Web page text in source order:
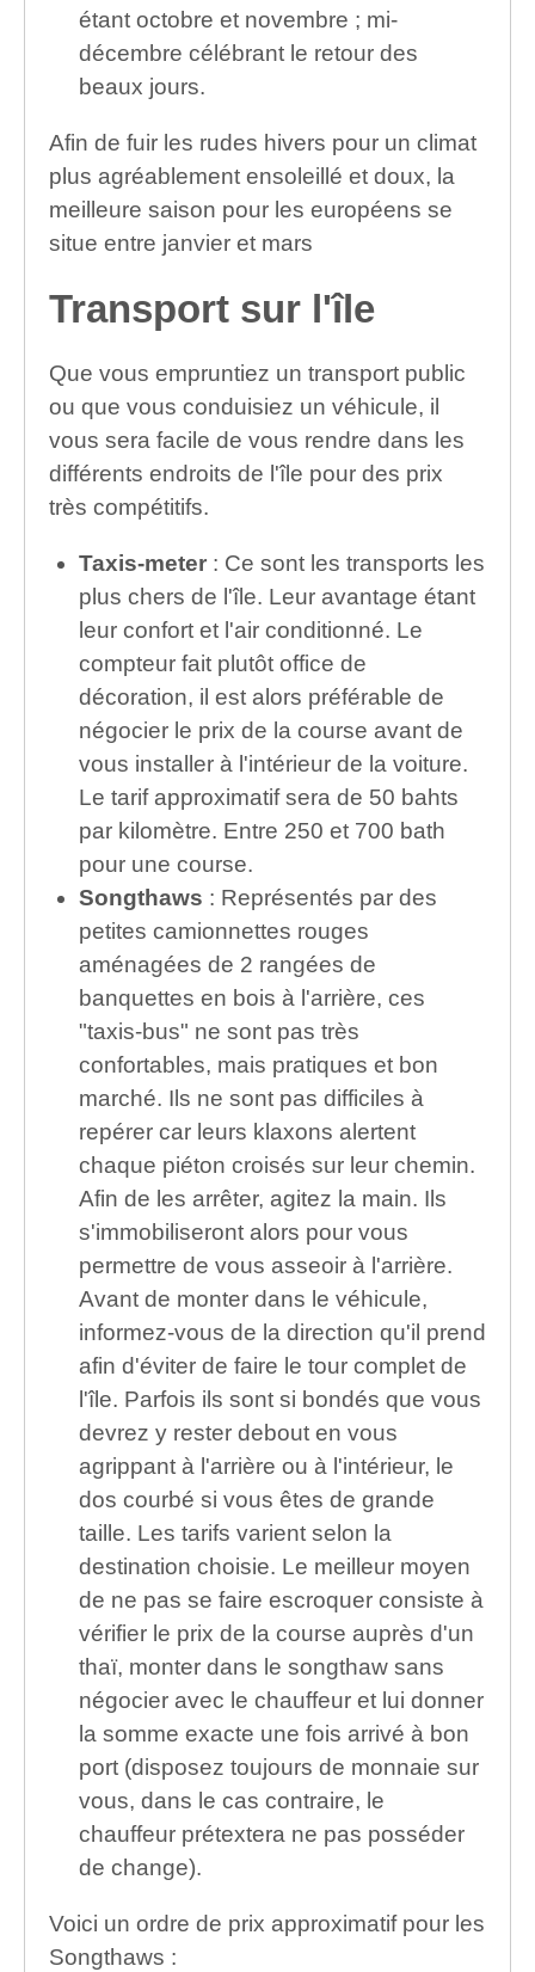
étant octobre et novembre ; mi-
décembre célébrant le retour des
beaux jours.
Afin de fuir les rudes hivers pour un climat
plus agréablement ensoleillé et doux, la
meilleure saison pour les européens se
situe entre janvier et mars
Transport sur l'île
Que vous empruntiez un transport public
ou que vous conduisiez un véhicule, il
vous sera facile de vous rendre dans les
différents endroits de l'île pour des prix
très compétitifs.
Taxis-meter : Ce sont les transports les
plus chers de l'île. Leur avantage étant
leur confort et l'air conditionné. Le
compteur fait plutôt office de
décoration, il est alors préférable de
négocier le prix de la course avant de
vous installer à l'intérieur de la voiture.
Le tarif approximatif sera de 50 bahts
par kilomètre. Entre 250 et 700 bath
pour une course.
Songthaws : Représentés par des
petites camionnettes rouges
aménagées de 2 rangées de
banquettes en bois à l'arrière, ces
"taxis-bus" ne sont pas très
confortables, mais pratiques et bon
marché. Ils ne sont pas difficiles à
repérer car leurs klaxons alertent
chaque piéton croisés sur leur chemin.
Afin de les arrêter, agitez la main. Ils
s'immobiliseront alors pour vous
permettre de vous asseoir à l'arrière.
Avant de monter dans le véhicule,
informez-vous de la direction qu'il prend
afin d'éviter de faire le tour complet de
l'île. Parfois ils sont si bondés que vous
devrez y rester debout en vous
agrippant à l'arrière ou à l'intérieur, le
dos courbé si vous êtes de grande
taille. Les tarifs varient selon la
destination choisie. Le meilleur moyen
de ne pas se faire escroquer consiste à
vérifier le prix de la course auprès d'un
thaï, monter dans le songthaw sans
négocier avec le chauffeur et lui donner
la somme exacte une fois arrivé à bon
port (disposez toujours de monnaie sur
vous, dans le cas contraire, le
chauffeur prétextera ne pas posséder
de change).
Voici un ordre de prix approximatif pour les
Songthaws :